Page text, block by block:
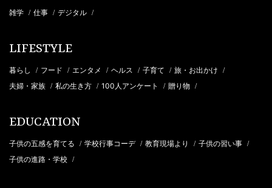
雑学 / 仕事 / デジタル /
LIFESTYLE
暮らし / フード / エンタメ / ヘルス / 子育て / 旅・お出かけ /
夫婦・家族 / 私の生き方 / 100人アンケート / 贈り物 /
EDUCATION
子供の五感を育てる / 学校行事コーデ / 教育現場より / 子供の習い事 /
子供の進路・学校 /